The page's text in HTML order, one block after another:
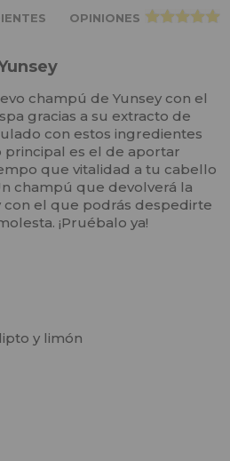
OPINIONES >
champú de Yunsey con el
gracias a su extracto de
con estos ingredientes
principal es el de aportar
que vitalidad a tu cabello
champú que devolverá la
con el que podrás despedirte
¡Pruébalo ya!
y limón